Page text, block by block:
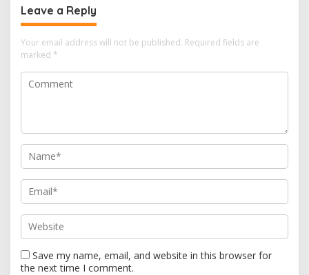
Leave a Reply
Your email address will not be published. Required fields are
marked *
Save my name, email, and website in this browser for
the next time I comment.